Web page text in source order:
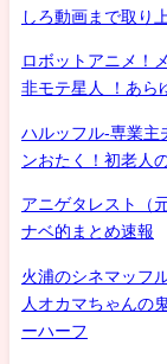
しろ動画まで取り
ロボットアニメ！
非モテ星人 ！あら
ハルッフル-専業主
ンおたく！初老人
アニゲタレスト（
ナベ的まとめ速報
火浦のシネマッフ
人オカマちゃんの
ーハーフ